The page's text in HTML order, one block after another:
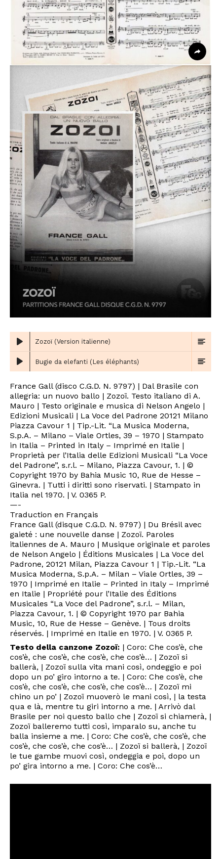
Zozoï (Version italienne)
Bugie da elefanti (Les éléphants)
France Gall (disco C.G.D. N. 9797) | Dal Brasile con
allegria: un nuovo ballo | Zozoï. Testo italiano di A.
Mauro | Testo originale e musica di Nelson Angelo |
Edizioni Musicali | La Voce del Padrone 20121 Milano
Piazza Cavour 1 | Tip.-Lit. “La Musica Moderna,
S.p.A. – Milano – Viale Ortles, 39 – 1970 | Stampato
in Italia – Printed in Italy – Imprimé en Italie |
Proprietà per l’Italia delle Edizioni Musicali “La Voce
del Padrone”, s.r.l. – Milano, Piazza Cavour, 1. | ©
Copyright 1970 by Bahia Music 10, Rue de Hesse –
Ginevra. | Tutti i diritti sono riservati. | Stampato in
Italia nel 1970. | V. 0365 P.
—-
Traduction en Français
France Gall (disque C.G.D. N. 9797) | Du Brésil avec
gaieté : une nouvelle danse | Zozoï. Paroles
italiennes de A. Mauro | Musique originale et paroles
de Nelson Angelo | Éditions Musicales | La Voce del
Padrone, 20121 Milan, Piazza Cavour 1 | Tip.-Lit. “La
Musica Moderna, S.p.A. – Milan – Viale Ortles, 39 –
1970 | Imprimé en Italie – Printed in Italy – Imprimé
en Italie | Propriété pour l’Italie des Éditions
Musicales “La Voce del Padrone”, s.r.l. – Milan,
Piazza Cavour, 1. | © Copyright 1970 par Bahia
Music, 10, Rue de Hesse – Genève. | Tous droits
réservés. | Imprimé en Italie en 1970. | V. 0365 P.
Testo della canzone Zozoï: | Coro: Che cos’è, che
cos’è, che cos’è, che cos’è, che cos’è… | Zozoï si
ballerà, | Zozoï sulla vita mani così, ondeggio e poi
dopo un po’ giro intorno a te. | Coro: Che cos’è, che
cos’è, che cos’è, che cos’è, che cos’è… | Zozoï mi
chino un po’ | Zozoï muoverò le mani così, | la testa
qua e là, mentre tu giri intorno a me. | Arrivò dal
Brasile per noi questo ballo che | Zozoï si chiamerà, |
Zozoï balleremo tutti così, imparalo su, anche tu
balla insieme a me. | Coro: Che cos’è, che cos’è, che
cos’è, che cos’è, che cos’è… | Zozoï si ballerà, | Zozoï
le tue gambe muovi così, ondeggia e poi, dopo un
po’ gira intorno a me. | Coro: Che cos’è…